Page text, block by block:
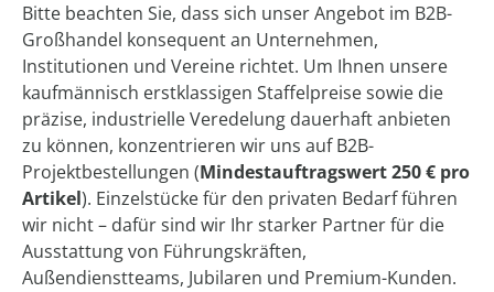
Bitte beachten Sie, dass sich unser Angebot im B2B-
Großhandel konsequent an Unternehmen,
Institutionen und Vereine richtet. Um Ihnen unsere
kaufmännisch erstklassigen Staffelpreise sowie die
präzise, industrielle Veredelung dauerhaft anbieten
zu können, konzentrieren wir uns auf B2B-
Projektbestellungen (Mindestauftragswert 250 € pro
Artikel). Einzelstücke für den privaten Bedarf führen
wir nicht – dafür sind wir Ihr starker Partner für die
Ausstattung von Führungskräften,
Außendienstteams, Jubilaren und Premium-Kunden.